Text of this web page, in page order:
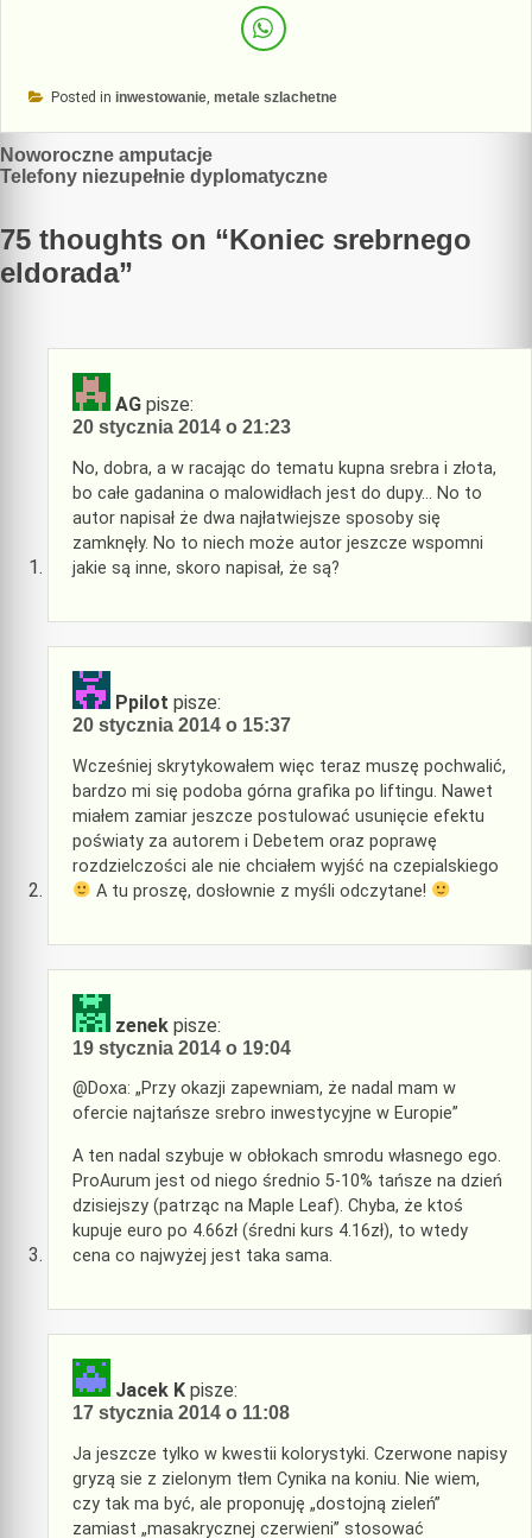
Posted in inwestowanie metale szlachetne
Nawigacja
wpisu
Noworoczne amputacje
Telefony niezupełnie dyplomatyczne
75 thoughts on “Koniec srebrnego
eldorada”
AG pisze:
20 stycznia 2014 o 21:23
No, dobra, a w racając do tematu kupna srebra i złota,
bo całe gadanina o malowidłach jest do dupy… No to
autor napisał że dwa najłatwiejsze sposoby się
zamknęły. No to niech może autor jeszcze wspomni
jakie są inne, skoro napisał, że są?
Ppilot pisze:
20 stycznia 2014 o 15:37
Wcześniej skrytykowałem więc teraz muszę pochwalić,
bardzo mi się podoba górna grafika po liftingu. Nawet
miałem zamiar jeszcze postulować usunięcie efektu
poświaty za autorem i Debetem oraz poprawę
rozdzielczości ale nie chciałem wyjść na czepialskiego
A tu proszę, dosłownie z myśli odczytane!
zenek pisze:
19 stycznia 2014 o 19:04
@Doxa: „Przy okazji zapewniam, że nadal mam w
ofercie najtańsze srebro inwestycyjne w Europie”
A ten nadal szybuje w obłokach smrodu własnego ego.
ProAurum jest od niego średnio 5-10% tańsze na dzień
dzisiejszy (patrząc na Maple Leaf). Chyba, że ktoś
kupuje euro po 4.66zł (średni kurs 4.16zł), to wtedy
cena co najwyżej jest taka sama.
Jacek K pisze:
17 stycznia 2014 o 11:08
Ja jeszcze tylko w kwestii kolorystyki. Czerwone napisy
gryzą sie z zielonym tłem Cynika na koniu. Nie wiem,
czy tak ma być, ale proponuję „dostojną zieleń”
zamiast „masakrycznej czerwieni” stosować